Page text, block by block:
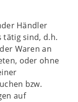
Händler
tätig sind, d.h.
Waren an
oder ohne
bzw.
auf